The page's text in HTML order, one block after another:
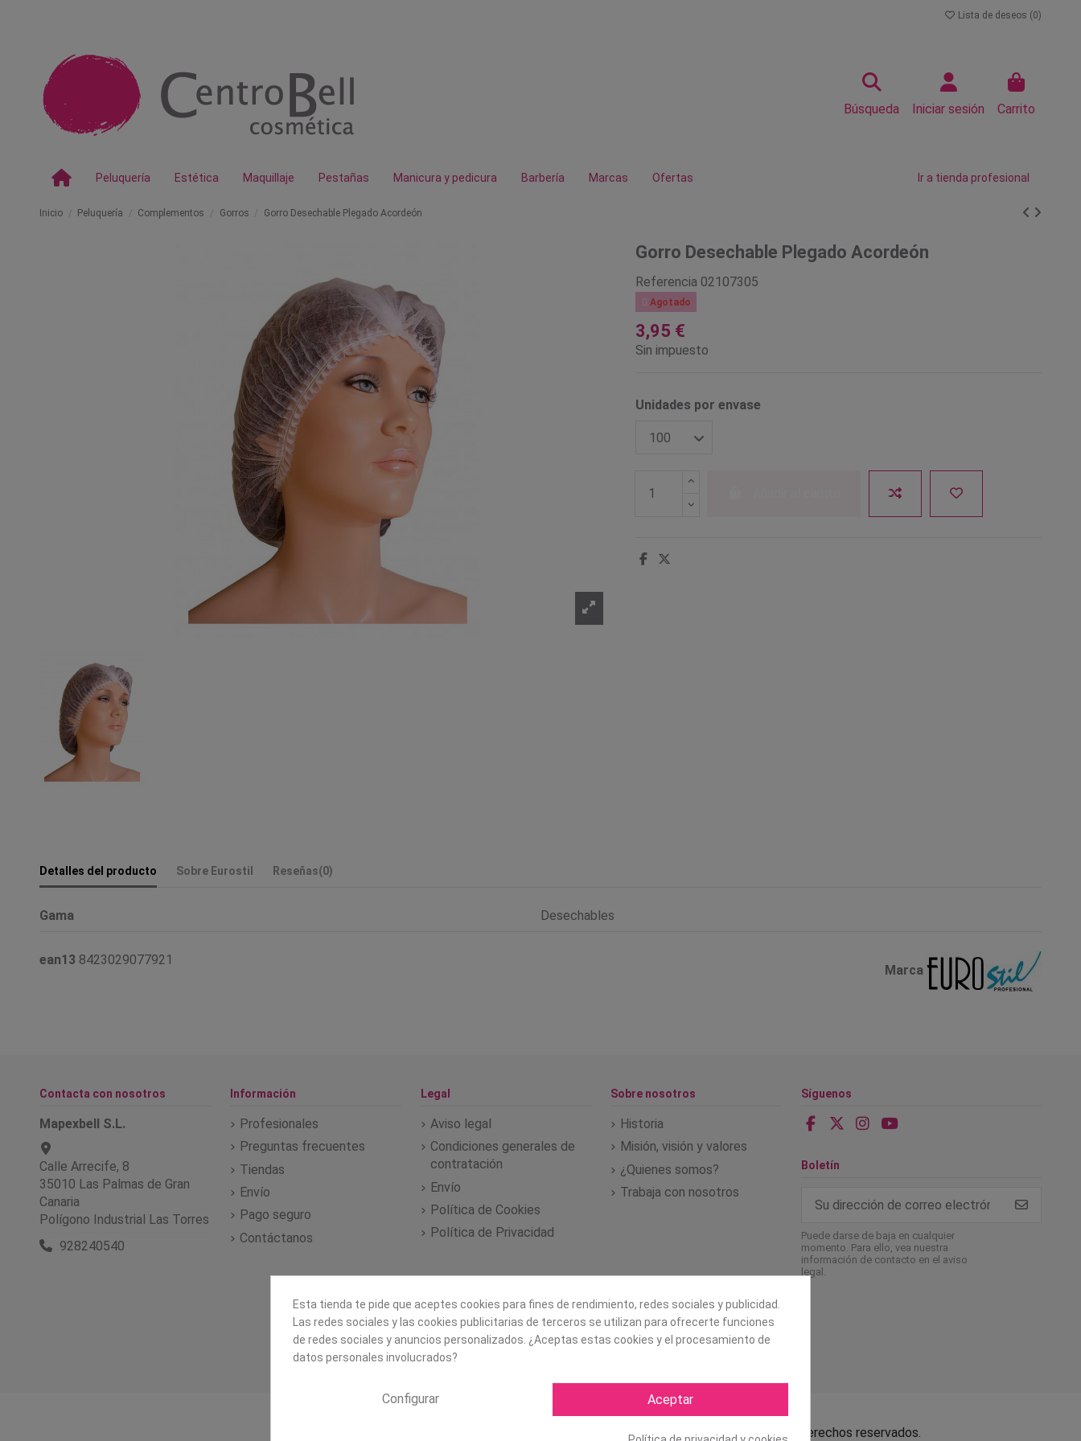
Lista de deseos (0)
Búsqueda Iniciar sesión Carrito
Peluquería Estética Maquillaje Pestañas Manicura y pedicura Barbería Marcas Ofertas Ir a tienda profesional
Inicio Peluquería Complementos Gorros Gorro Desechable Plegado Acordeón
Gorro Desechable Plegado Acordeón
Referencia 02107305
Agotado
3,95 €
Sin impuesto
Unidades por envase
Detalles del producto Sobre Eurostil Reseñas(0)
Gama Desechables
Marca
ean13 8423029077921
Contacta con nosotros
Mapexbell S.L.
Calle Arrecife, 8
35010 Las Palmas de Gran
Canaria
Polígono Industrial Las Torres
928240540
Información
Profesionales
Preguntas frecuentes
Tiendas
Envío
Pago seguro
Contáctanos
Legal
Aviso legal
Condiciones generales de
contratación
Envío
Política de Cookies
Política de Privacidad
Sobre nosotros
Historia
Misión, visión y valores
¿Quienes somos?
Trabaja con nosotros
Síguenos
Boletín
Puede darse de baja en cualquier
momento. Para ello, vea nuestra
información de contacto en el aviso
legal.
2026 Mapexbell S.L. Todos los derechos reservados.
Esta tienda te pide que aceptes cookies para fines de rendimiento, redes sociales y publicidad.
Las redes sociales y las cookies publicitarias de terceros se utilizan para ofrecerte funciones
de redes sociales y anuncios personalizados. ¿Aceptas estas cookies y el procesamiento de
datos personales involucrados?
Configurar Aceptar